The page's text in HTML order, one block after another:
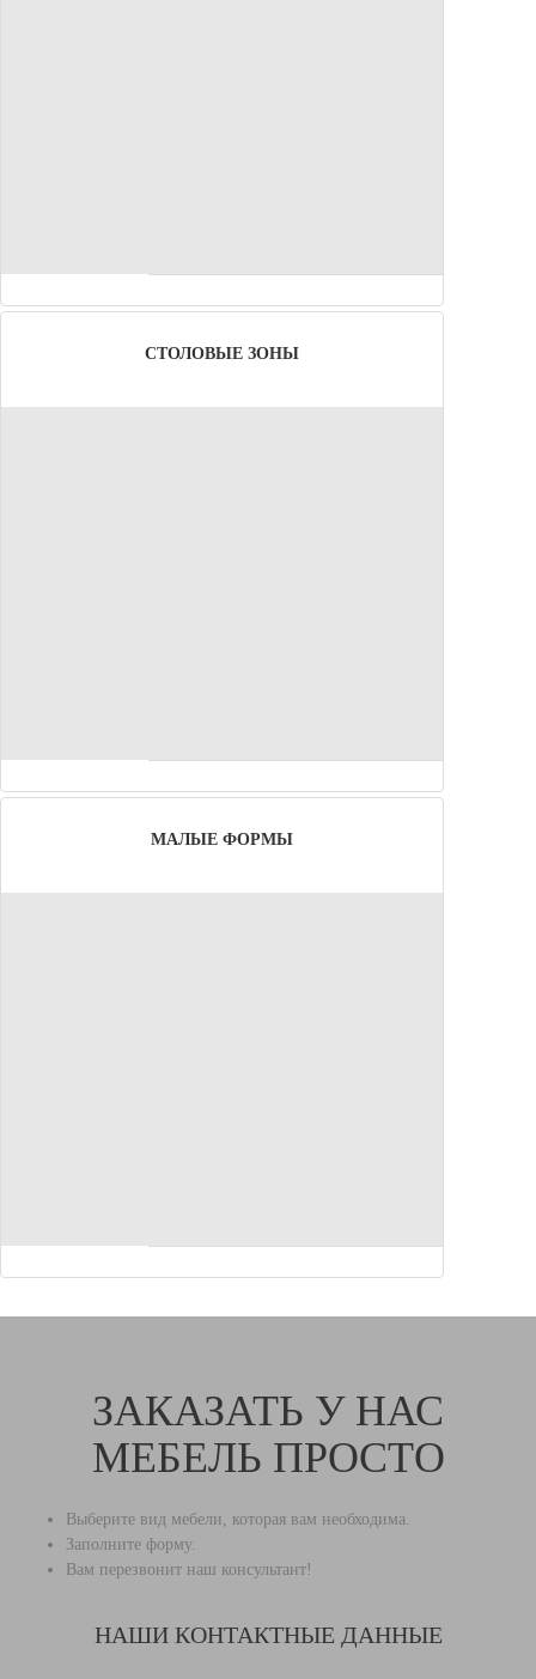
СТОЛОВЫЕ ЗОНЫ
МАЛЫЕ ФОРМЫ
ЗАКАЗАТЬ У НАС
МЕБЕЛЬ ПРОСТО
Выберите вид мебели, которая вам необходима.
Заполните форму.
Вам перезвонит наш консультант!
НАШИ КОНТАКТНЫЕ ДАННЫЕ